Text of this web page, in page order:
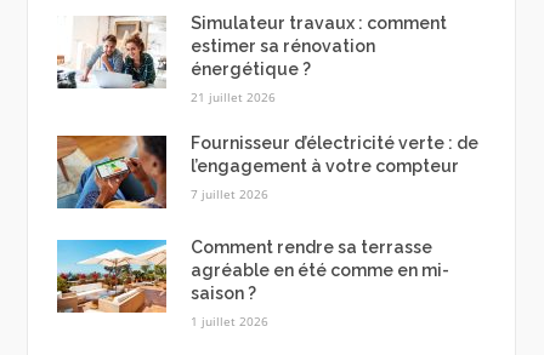
Simulateur travaux : comment
estimer sa rénovation
énergétique ?
21 juillet 2026
Fournisseur d’électricité verte : de
l’engagement à votre compteur
7 juillet 2026
Comment rendre sa terrasse
agréable en été comme en mi-
saison ?
1 juillet 2026